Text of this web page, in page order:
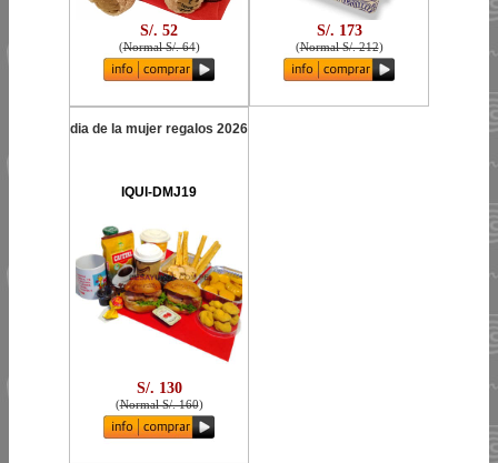
S/. 52
(Normal S/. 64)
S/. 173
(Normal S/. 212)
dia de la mujer regalos 2026
IQUI-DMJ19
S/. 130
(Normal S/. 160)